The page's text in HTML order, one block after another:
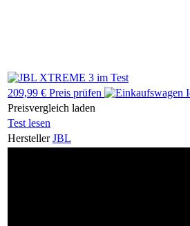
209,99 € Preis prüfen
Preisvergleich laden
Test lesen
Hersteller JBL